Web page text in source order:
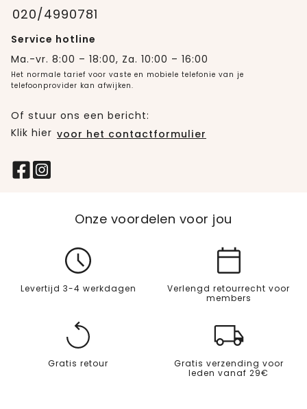
020/4990781
Service hotline
Ma.-vr. 8:00 – 18:00, Za. 10:00 – 16:00
Het normale tarief voor vaste en mobiele telefonie van je
telefoonprovider kan afwijken.
Of stuur ons een bericht:
Klik hier voor het contactformulier
Onze voordelen voor jou
Levertijd 3-4 werkdagen
Verlengd retourrecht voor
members
Gratis retour
Gratis verzending voor
leden vanaf 29€